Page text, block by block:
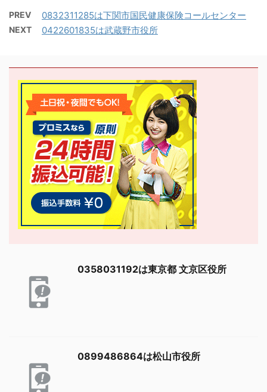
PREV 0832311285は下関市国民健康保険コールセンター
NEXT 0422601835は武蔵野市役所
0358031192は東京都 文京区役所
0899486864は松山市役所